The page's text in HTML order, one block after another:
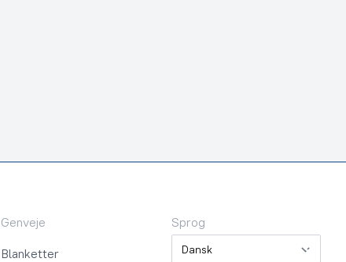
Genveje
Blanketter
Sprog
Sprog